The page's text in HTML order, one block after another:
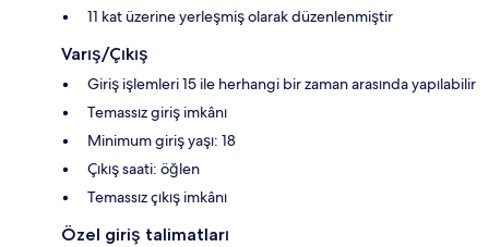
11 kat üzerine yerleşmiş olarak düzenlenmiştir
Varış/Çıkış
Giriş işlemleri 15 ile herhangi bir zaman arasında yapılabilir
Temassız giriş imkânı
Minimum giriş yaşı: 18
Çıkış saati: öğlen
Temassız çıkış imkânı
Özel giriş talimatları